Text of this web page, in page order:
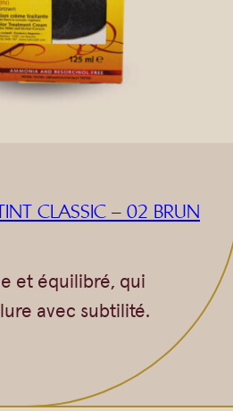
CLASSIC – 02 BRUN
et équilibré, qui
avec subtilité.